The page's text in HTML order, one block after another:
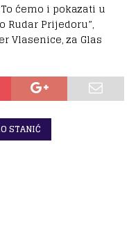
ćemo i pokazati u
Prijedoru”,
Vlasenice, za Glas
STANIĆ